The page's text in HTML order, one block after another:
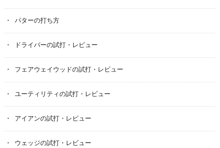
パターの打ち方
ドライバーの試打・レビュー
フェアウェイウッドの試打・レビュー
ユーティリティの試打・レビュー
アイアンの試打・レビュー
ウェッジの試打・レビュー